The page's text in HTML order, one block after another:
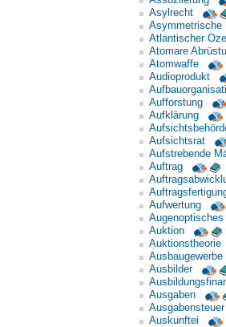
Asylrecht
Asymmetrische
Atlantischer
Atomare
Atomwaffe
Audioprodukt
Aufforstung
Aufklärung
Aufsichtsrat
Aufstrebende
Auftrag
Aufwertung
Auktion
Auktionstheorie
Ausbaugewerbe
Ausbilder
Ausgaben
Ausgabensteuer
Auskunftei